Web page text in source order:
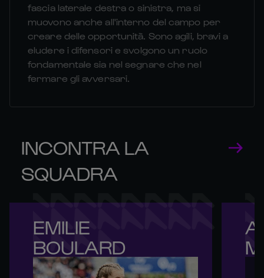
fascia laterale destra o sinistra, ma si
muovono anche all'interno del campo per
creare delle opportunità. Sono agili, bravi a
eludere i difensori e svolgono un ruolo
fondamentale sia nel segnare che nel
fermare gli avversari.
INCONTRA LA
SQUADRA
EMILIE
BOULARD